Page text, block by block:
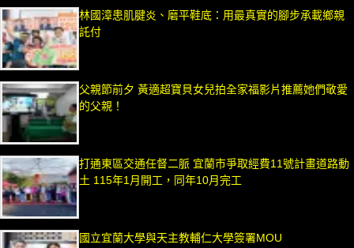
林國漳患肌腱炎、磨平鞋底：用最真實的腳步承載鄉親
託付
父親節前夕 黃適超寶貝女兒拍全家福影片推薦她們敬愛
的父親！
打通東區交通任督二脈 宜蘭市爭取經費11號計畫道路動
土 115年1月開工，同年10月完工
國立宜蘭大學與天主教輔仁大學簽署MOU